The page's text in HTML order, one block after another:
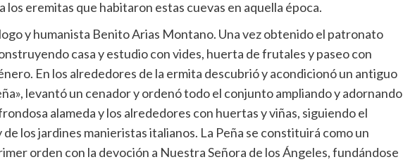
los eremitas que habitaron estas cuevas en aquella época.
y humanista Benito Arias Montano. Una vez obtenido el patronato
casa y estudio con vides, huerta de frutales y paseo con
En los alrededores de la ermita descubrió y acondicionó un antiguo
levantó un cenador y ordenó todo el conjunto ampliando y adornando
alameda y los alrededores con huertas y viñas, siguiendo el
de los jardines manieristas italianos. La Peña se constituirá como un
orden con la devoción a Nuestra Señora de los Ángeles, fundándose